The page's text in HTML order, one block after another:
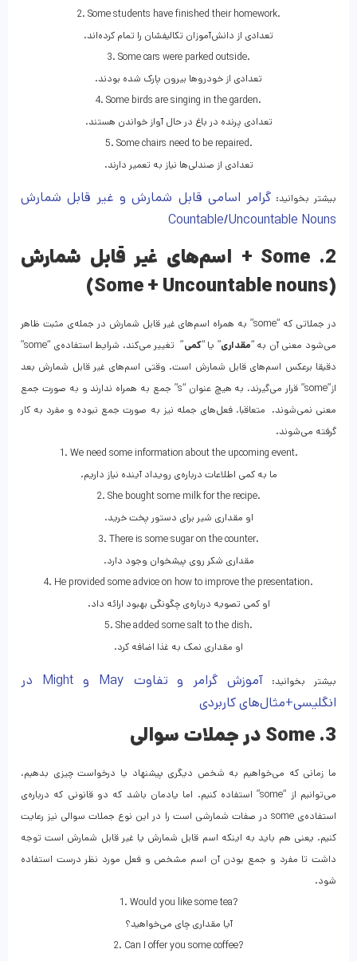
2. Some students have finished their homework.
.تعدادی از دانش‌آموزان تکالیفشان را تمام کرده‌اند
3. Some cars were parked outside.
.تعدادی از خودروها بیرون پارک شده بودند
4. Some birds are singing in the garden.
.تعدادی پرنده در باغ در حال آواز خواندن هستند
5. Some chairs need to be repaired.
.تعدادی از صندلی‌ها نیاز به تعمیر دارند
بیشتر بخوانید:گرامر اسامی قابل‌ شمارش و غیر‌ قابل‌ شمارش
Countable/Uncountable Nouns
2. Some + اسم‌های غیر قابل‌ شمارش
(Some + Uncountable nouns)
در جملاتی که “some” به همراه اسم‌های غیر قابل‌ شمارش در جمله‌ی مثبت ظاهر
می‌شود معنی آن به “مقداری” یا “کمی
” تغییر می‌کند. شرایط استفاده‌ی “some”
دقیقا برعکس اسم‌های قابل‌ شمارش است. وقتی اسم‌های غیر قابل‌ شمارش بعد
از”some” قرار می‌گیرند، به هیچ عنوان “s” جمع به همراه ندارند و به صورت جمع
معنی نمی‌شوند. متعاقبا، فعل‌های جمله نیز به صورت جمع نبوده و مفرد به‌ کار
گرفته می‌شوند.
1. We need some information about the upcoming event.
.ما به کمی اطلاعات درباره‌ی رویداد آینده نیاز داریم
2. She bought some milk for the recipe.
.او مقداری شیر برای دستور پخت خرید
3. There is some sugar on the counter.
.مقداری شکر روی پیشخوان وجود دارد
4. He provided some advice on how to improve the presentation.
.او کمی تصویه درباره‌ی چگونگی بهبود ارائه داد
5. She added some salt to the dish.
.او مقداری نمک به غذا اضافه کرد
بیشتر بخوانید:
آموزش گرامر و تفاوت May و Might در
انگلیسی+مثال‌های کاربردی
3. Some در جملات سوالی
ما زمانی که می‌خواهیم به شخص دیگری پیشنهاد یا درخواست چیزی بدهیم،
می‌توانیم از “some” استفاده کنیم. اما یادمان باشد که دو قانونی که درباره‌ی
استفاده‌ی some در صفات شمارشی است را در این نوع جملات سوالی نیز رعایت
کنیم. یعنی هم باید به اینکه اسم قابل‌ شمارش یا غیر قابل‌ شمارش است توجه
داشت تا مفرد و جمع بودن آن اسم مشخص و فعل مورد نظر درست استفاده
شود.
1. Would you like some tea?
آیا مقداری چای می‌خواهید؟
2. Can I offer you some coffee?